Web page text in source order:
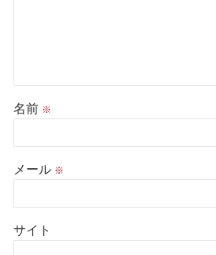
名前 ※
メール ※
サイト